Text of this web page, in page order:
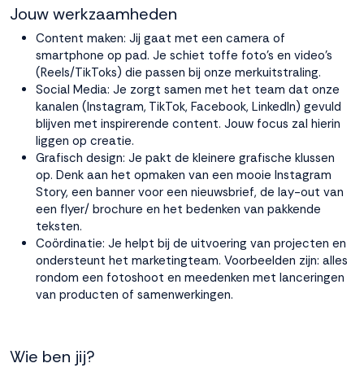
Weigeren
Accepteren
Jouw werkzaamheden
Content maken: Jij gaat met een camera of
smartphone op pad. Je schiet toffe foto’s en video’s
(Reels/TikToks) die passen bij onze merkuitstraling.
Social Media: Je zorgt samen met het team dat onze
kanalen (Instagram, TikTok, Facebook, LinkedIn) gevuld
blijven met inspirerende content. Jouw focus zal hierin
liggen op creatie.
Grafisch design: Je pakt de kleinere grafische klussen
op. Denk aan het opmaken van een mooie Instagram
Story, een banner voor een nieuwsbrief, de lay-out van
een flyer/ brochure en het bedenken van pakkende
teksten.
Coördinatie: Je helpt bij de uitvoering van projecten en
ondersteunt het marketingteam. Voorbeelden zijn: alles
rondom een fotoshoot en meedenken met lanceringen
van producten of samenwerkingen.
Wie ben jij?